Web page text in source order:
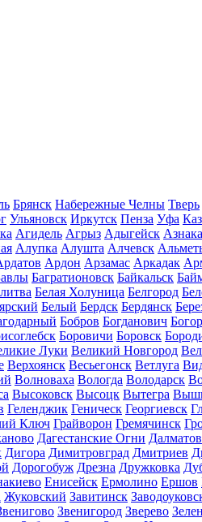
Брянск Набережные Челны Тверь
Ульяновск Иркутск Пенза Уфа
Агидель Агрыз Адыгейск
Алупка Алушта Алчевск
Ардон Арзамас Аркадак
Багратионовск Байкальск
Белая Холуница Белгород
Белый Бердск Бердянск
Бобров Богданович
Боровичи Боровск
Луки Великий Новгород
Верхоянск Весьегонск Ветлуга
Волноваха Вологда Володарск
Высоковск Высоцк Вытегра
Геленджик Геническ Георгиевск
Ключ Грайворон Гремячинск
Дагестанские Огни
Дигора Димитровград Дмитриев
Дорогобуж Дрезна Дружковка
Енисейск Ермолино Ершов
Жуковский Завитинск
Звенигород Зверево